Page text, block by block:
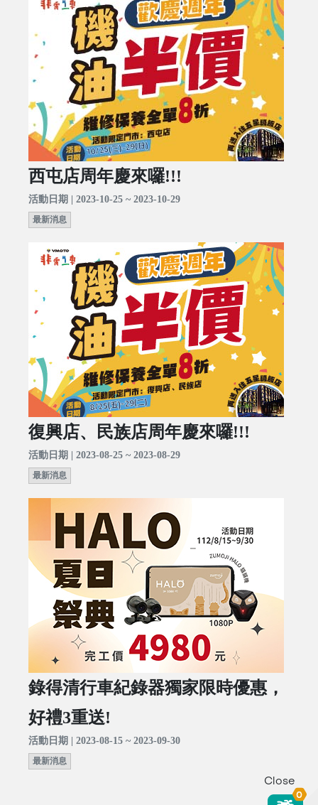
西屯店周年慶來囉!!!
活動日期 | 2023-10-25 ~ 2023-10-29
最新消息
復興店、民族店周年慶來囉!!!
活動日期 | 2023-08-25 ~ 2023-08-29
最新消息
錄得清行車紀錄器獨家限時優惠，
好禮3重送!
活動日期 | 2023-08-15 ~ 2023-09-30
最新消息
Close
0